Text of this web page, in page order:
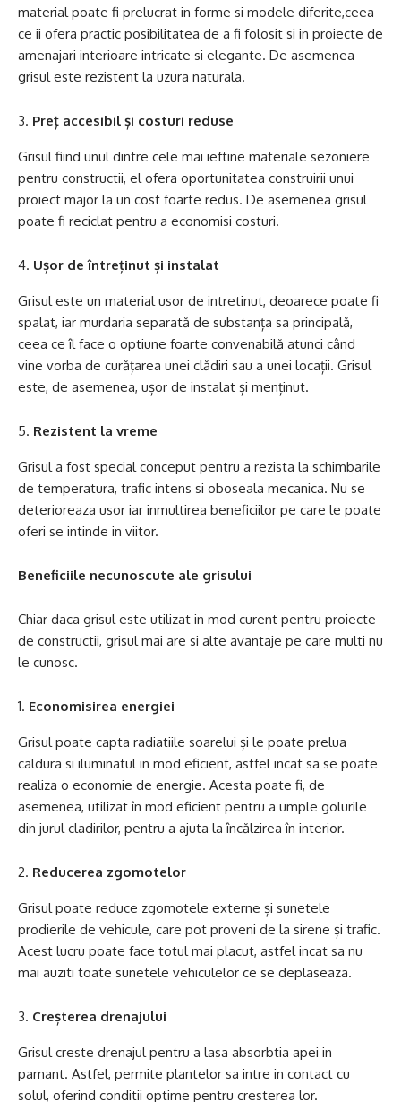
material poate fi prelucrat in forme si modele diferite,ceea
ce ii ofera practic posibilitatea de a fi folosit si in proiecte de
amenajari interioare intricate si elegante. De asemenea
grisul este rezistent la uzura naturala.
Preț accesibil și costuri reduse
Grisul fiind unul dintre cele mai ieftine materiale sezoniere
pentru constructii, el ofera oportunitatea construirii unui
proiect major la un cost foarte redus. De asemenea grisul
poate fi reciclat pentru a economisi costuri.
Ușor de întreținut și instalat
Grisul este un material usor de intretinut, deoarece poate fi
spalat, iar murdaria separată de substanța sa principală,
ceea ce îl face o optiune foarte convenabilă atunci când
vine vorba de curățarea unei clădiri sau a unei locații. Grisul
este, de asemenea, ușor de instalat și menținut.
Rezistent la vreme
Grisul a fost special conceput pentru a rezista la schimbarile
de temperatura, trafic intens si oboseala mecanica. Nu se
deterioreaza usor iar inmultirea beneficiilor pe care le poate
oferi se intinde in viitor.
Beneficiile necunoscute ale grisului
Chiar daca grisul este utilizat in mod curent pentru proiecte
de constructii, grisul mai are si alte avantaje pe care multi nu
le cunosc.
Economisirea energiei
Grisul poate capta radiatiile soarelui și le poate prelua
caldura si iluminatul in mod eficient, astfel incat sa se poate
realiza o economie de energie. Acesta poate fi, de
asemenea, utilizat în mod eficient pentru a umple golurile
din jurul cladirilor, pentru a ajuta la încălzirea în interior.
Reducerea zgomotelor
Grisul poate reduce zgomotele externe și sunetele
prodierile de vehicule, care pot proveni de la sirene și trafic.
Acest lucru poate face totul mai placut, astfel incat sa nu
mai auziti toate sunetele vehiculelor ce se deplaseaza.
Creșterea drenajului
Grisul creste drenajul pentru a lasa absorbtia apei in
pamant. Astfel, permite plantelor sa intre in contact cu
solul, oferind conditii optime pentru cresterea lor.